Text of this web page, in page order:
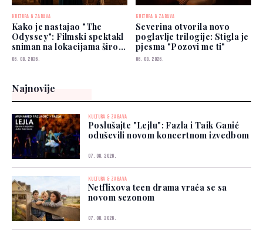
KULTURA & ZABAVA
Kako je nastajao "The
Odyssey": Filmski spektakl
sniman na lokacijama širom
svijeta
06. 08. 2026.
KULTURA & ZABAVA
Severina otvorila novo
poglavlje trilogije: Stigla je
pjesma "Pozovi me ti"
06. 08. 2026.
Najnovije
KULTURA & ZABAVA
Poslušajte "Lejlu": Fazla i Taik Ganić
oduševili novom koncertnom izvedbom
07. 08. 2026.
KULTURA & ZABAVA
Netflixova teen drama vraća se sa
novom sezonom
07. 08. 2026.